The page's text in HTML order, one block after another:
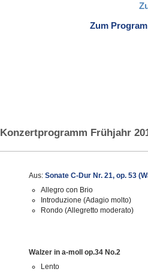
Zum
Konzertprogramm Frühjahr
Aus: Sonate C-Dur Nr. 21, op. 53
Allegro con Brio
Introduzione (Adagio molto)
Rondo (Allegretto moderato)
Walzer in a-moll op.34 No.2
Lento